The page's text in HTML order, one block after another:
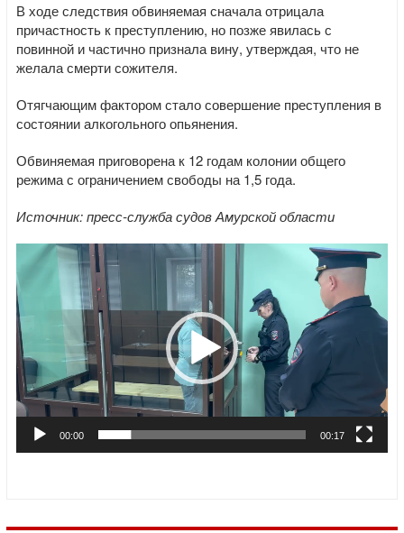
В ходе следствия обвиняемая сначала отрицала
причастность к преступлению, но позже явилась с
повинной и частично признала вину, утверждая, что не
желала смерти сожителя.
Отягчающим фактором стало совершение преступления в
состоянии алкогольного опьянения.
Обвиняемая приговорена к 12 годам колонии общего
режима с ограничением свободы на 1,5 года.
Источник: пресс-служба судов Амурской области
Видеоплеер
00:00 00:17